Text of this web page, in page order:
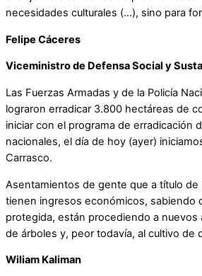
necesidades culturales (…), sino para
Felipe Cáceres
Viceministro de Defensa Social y
Las Fuerzas Armadas y de la Policía
lograron erradicar 3.800 hectáreas de
iniciar con el programa de erradicación
nacionales, el día de hoy (ayer)
Carrasco.
Asentamientos de gente que a título
tienen ingresos económicos, sabiendo
protegida, están procediendo a nuevos
de árboles y, peor todavía, al cultivo de
Wiliam Kaliman